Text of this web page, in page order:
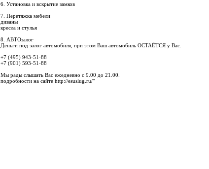
6. Установка и вскрытие замков
7. Перетяжка мебели
диваны
кресла и стулья
8. АВТОзалог
Деньги под залог автомобиля, при этом Ваш автомобиль ОСТАЁТСЯ у Вас.
+7 (495) 943-51-88
+7 (901) 593-51-88
Мы рады слышать Вас ежедневно с 9.00 до 21.00.
подробности на сайте http://esuslug.ru/"